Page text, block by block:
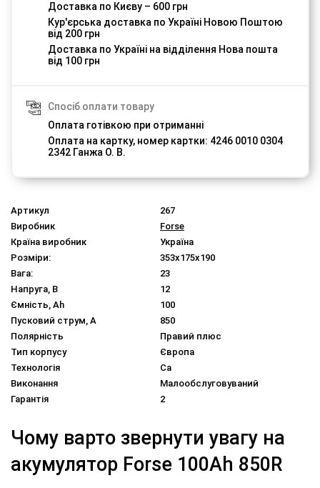
Доставка по Києву – 600 грн
Кур'єрська доставка по Україні Новою Поштою
від 200 грн
Доставка по Україні на відділення Нова пошта
від 100 грн
Спосіб оплати товару
Оплата готівкою при отриманні
Оплата на картку, номер картки: 4246 0010 0304
2342 Ганжа О. В.
Артикул
267
Виробник
Forse
Країна виробник
Україна
Розміри:
353x175x190
Вага:
23
Напруга, В
12
Ємність, Ah
100
Пусковий струм, A
850
Полярність
Правий плюс
Тип корпусу
Європа
Технологія
Ca
Виконання
Малообслуговуваний
Гарантія
2
Чому варто звернути увагу на
акумулятор Forse 100Ah 850R